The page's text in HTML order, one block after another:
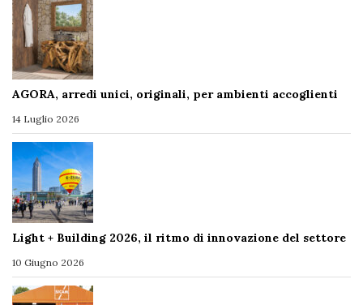
AGORA, arredi unici, originali, per ambienti accoglienti
14 Luglio 2026
Light + Building 2026, il ritmo di innovazione del settore
10 Giugno 2026